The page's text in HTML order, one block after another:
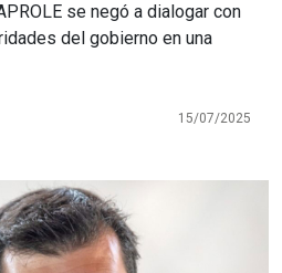
se negó a dialogar con
del gobierno en una
15/07/2025